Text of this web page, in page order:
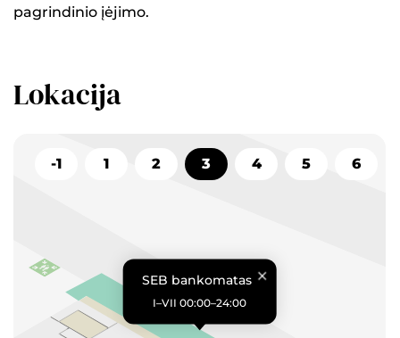
pagrindinio įėjimo.
Lokacija
SEB bankomatas
I–VII 00:00–24:00
6
5
4
3
2
1
-1